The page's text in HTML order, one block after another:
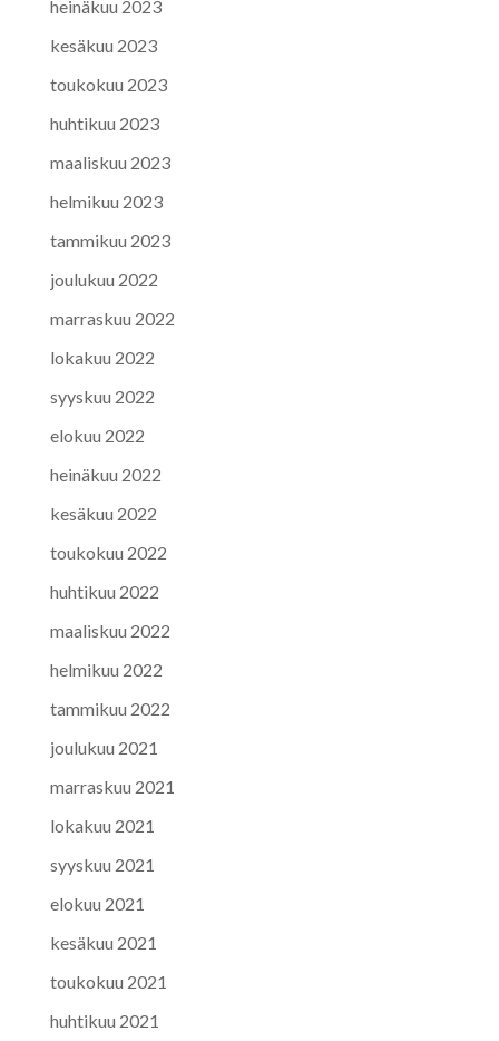
heinäkuu 2023
kesäkuu 2023
toukokuu 2023
huhtikuu 2023
maaliskuu 2023
helmikuu 2023
tammikuu 2023
joulukuu 2022
marraskuu 2022
lokakuu 2022
syyskuu 2022
elokuu 2022
heinäkuu 2022
kesäkuu 2022
toukokuu 2022
huhtikuu 2022
maaliskuu 2022
helmikuu 2022
tammikuu 2022
joulukuu 2021
marraskuu 2021
lokakuu 2021
syyskuu 2021
elokuu 2021
kesäkuu 2021
toukokuu 2021
huhtikuu 2021